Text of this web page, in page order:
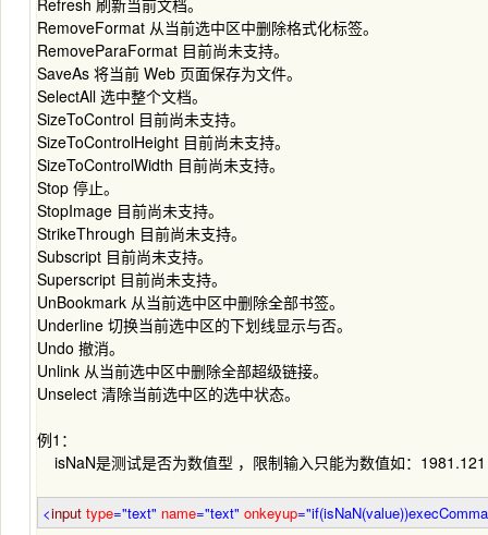
Refresh 刷新当前文档。
RemoveFormat 从当前选中区中删除格式化标签。
RemoveParaFormat 目前尚未支持。
SaveAs 将当前 Web 页面保存为文件。
SelectAll 选中整个文档。
SizeToControl 目前尚未支持。
SizeToControlHeight 目前尚未支持。
SizeToControlWidth 目前尚未支持。
Stop 停止。
StopImage 目前尚未支持。
StrikeThrough 目前尚未支持。
Subscript 目前尚未支持。
Superscript 目前尚未支持。
UnBookmark 从当前选中区中删除全部书签。
Underline 切换当前选中区的下划线显示与否。
Undo 撤消。
Unlink 从当前选中区中删除全部超级链接。
Unselect 清除当前选中区的选中状态。
例1：
isNaN是测试是否为数值型 ，限制输入只能为数值如：
<input type="text" name="text" onkeyup